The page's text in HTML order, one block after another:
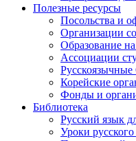
Полезные ресурсы
Посольства и
Организации
Образование
Ассоциации
Корейские
Фонды и
Библиотека
Русский язык
Уроки